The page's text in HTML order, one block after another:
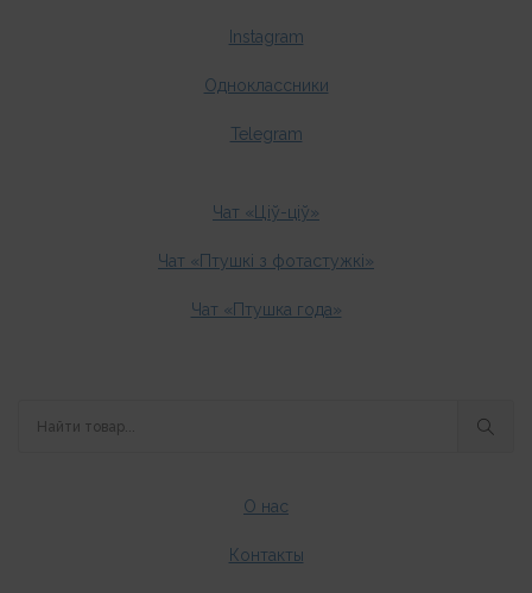
Instagram
Одноклассники
Telegram
Чат «Ціў-ціў»
Чат «Птушкі з фотастужкі»
Чат «Птушка года»
О нас
Контакты